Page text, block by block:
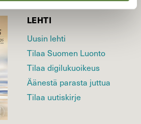
LEHTI
Uusin lehti
Tilaa Suomen Luonto
Tilaa digilukuoikeus
Äänestä parasta juttua
Tilaa uutiskirje